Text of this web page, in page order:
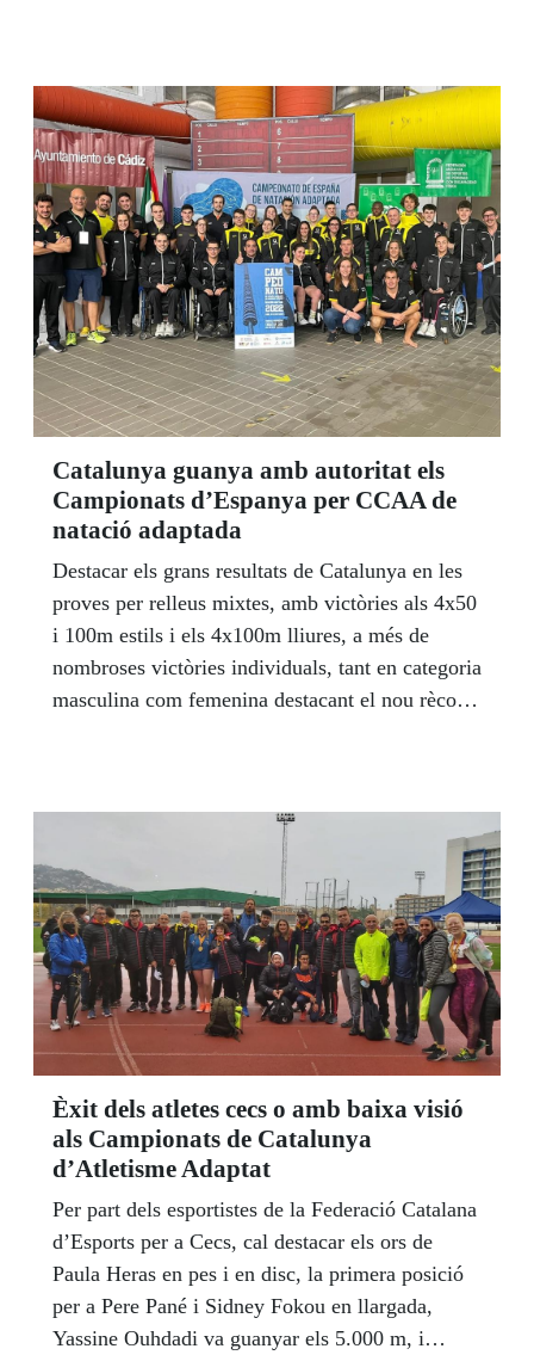
manté el preu de dos euros per aposta.
Catalunya guanya amb autoritat els
Campionats d’Espanya per CCAA de
natació adaptada
Destacar els grans resultats de Catalunya en les
proves per relleus mixtes, amb victòries als 4x50
i 100m estils i els 4x100m lliures, a més de
nombroses victòries individuals, tant en categoria
masculina com femenina destacant el nou rècord
100 esquena i 100 lliure i de Marian Polo,
bronce en el 50 i 100 lliure.
Èxit dels atletes cecs o amb baixa visió
als Campionats de Catalunya
d’Atletisme Adaptat
Per part dels esportistes de la Federació Catalana
d’Esports per a Cecs, cal destacar els ors de
Paula Heras en pes i en disc, la primera posició
per a Pere Pané i Sidney Fokou en llargada,
Yassine Ouhdadi va guanyar els 5.000 m, i